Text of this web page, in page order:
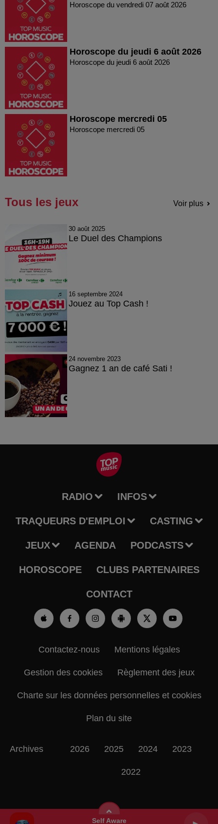
Self Aware
Horoscope du vendredi 07 août 2026
Horoscope du jeudi 6 août 2026
Horoscope du jeudi 6 août 2026
Horoscope mercredi 05
Horoscope mercredi 05
Tous les jeux Voir plus
30 août 2025
Le Duel des Champions
16 septembre 2024
Jouez au Top Cash !
24 novembre 2023
Gagnez 1 an de café Sati !
RADIO INFOS
TRAQUEURS D'EMPLOI CASTING
JEUX AGENDA PODCASTS
HOROSCOPE CLUBS PARTENAIRES
CONTACT
Contactez-nous Mentions légales
Gestion des cookies Règlement des jeux
Charte sur les données personnelles et cookies
Plan du site
Archives 2026 2025 2024 2023
2022